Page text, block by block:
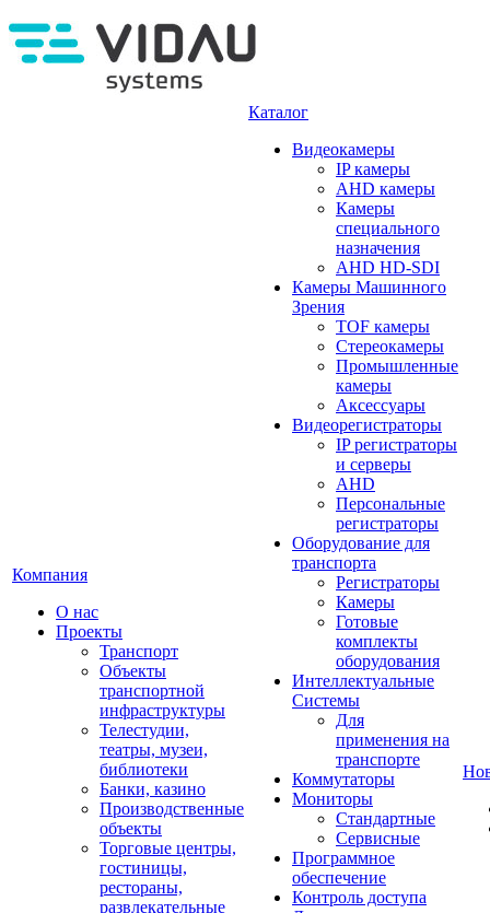
Компания
О нас
Проекты
Транспорт
Объекты
транспортной
инфраструктуры
Телестудии,
театры, музеи,
библиотеки
Банки, казино
Производственные
объекты
Торговые центры,
гостиницы,
рестораны,
развлекательные
Каталог
Видеокамеры
IP камеры
AHD камеры
Камеры
специального
назначения
AHD HD-SDI
Камеры Машинного
Зрения
TOF камеры
Стереокамеры
Промышленные
камеры
Аксессуары
Видеорегистраторы
IP регистраторы
и серверы
AHD
Персональные
регистраторы
Оборудование для
транспорта
Регистраторы
Камеры
Готовые
комплекты
оборудования
Интеллектуальные
Системы
Для
применения на
транспорте
Коммутаторы
Мониторы
Стандартные
Сервисные
Программное
обеспечение
Контроль доступа